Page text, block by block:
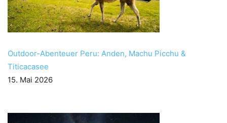
Outdoor-Abenteuer Peru: Anden, Machu Picchu &
Titicacasee
15. Mai 2026